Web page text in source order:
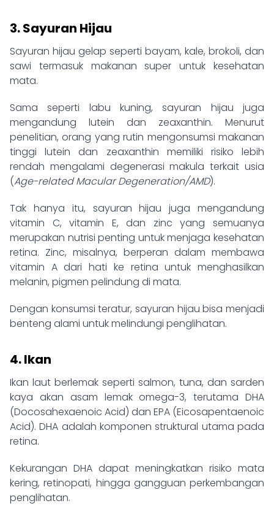
3. Sayuran Hijau
Sayuran hijau gelap seperti bayam, kale, brokoli, dan
sawi termasuk makanan super untuk kesehatan
mata.
Sama seperti labu kuning, sayuran hijau juga
mengandung lutein dan zeaxanthin. Menurut
penelitian, orang yang rutin mengonsumsi makanan
tinggi lutein dan zeaxanthin memiliki risiko lebih
rendah mengalami degenerasi makula terkait usia
(Age-related Macular Degeneration/AMD).
Tak hanya itu, sayuran hijau juga mengandung
vitamin C, vitamin E, dan zinc yang semuanya
merupakan nutrisi penting untuk menjaga kesehatan
retina. Zinc, misalnya, berperan dalam membawa
vitamin A dari hati ke retina untuk menghasilkan
melanin, pigmen pelindung di mata.
Dengan konsumsi teratur, sayuran hijau bisa menjadi
benteng alami untuk melindungi penglihatan.
4. Ikan
Ikan laut berlemak seperti salmon, tuna, dan sarden
kaya akan asam lemak omega-3, terutama DHA
(Docosahexaenoic Acid) dan EPA (Eicosapentaenoic
Acid). DHA adalah komponen struktural utama pada
retina.
Kekurangan DHA dapat meningkatkan risiko mata
kering, retinopati, hingga gangguan perkembangan
penglihatan.